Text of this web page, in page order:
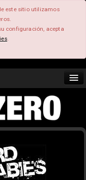
este sitio utilizamos
configuración, acepta
.